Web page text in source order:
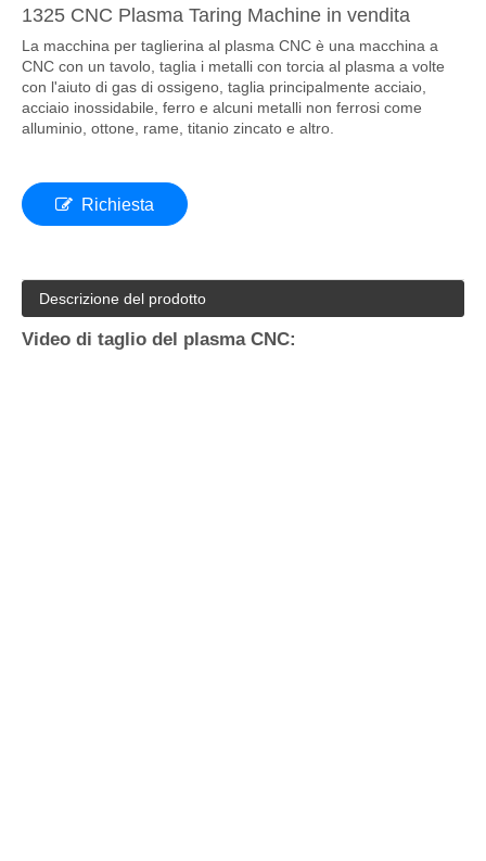
1325 CNC Plasma Taring Machine in vendita
La macchina per taglierina al plasma CNC è una macchina a
CNC con un tavolo, taglia i metalli con torcia al plasma a volte
con l'aiuto di gas di ossigeno, taglia principalmente acciaio,
acciaio inossidabile, ferro e alcuni metalli non ferrosi come
alluminio, ottone, rame, titanio zincato e altro.
Richiesta
Descrizione del prodotto
Video di taglio del plasma CNC: